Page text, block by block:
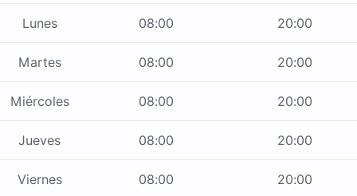
Lunes 08:00 20:00
Martes 08:00 20:00
Miércoles 08:00 20:00
Jueves 08:00 20:00
Viernes 08:00 20:00